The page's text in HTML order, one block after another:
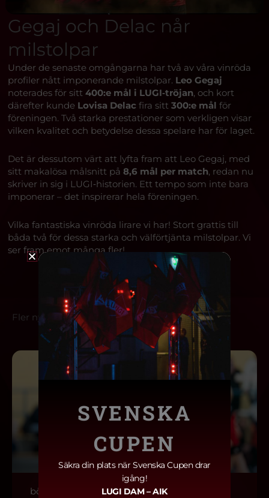
Gegaj och Delac når
milstolpar
Under de senaste omgångarna har två av våra vinröda
profiler nått imponerande milstolpar. Leo Gegaj
noterades för sitt400:e mål i LUGI‑tröjan, och kort
därefter kunde Lovisa Delac fira sitt300:e mål för
föreningen. Två starka prestationer som verkligen visar
vilken kvalitet och betydelse dessa spelare har för laget.
Det är dessutom värt att lyfta fram att Leo Gegaj, med
sitt makalösa målsnitt på8,6 mål per match, redan nu
skriver in sig i LUGI‑historien. Ett tempo som inte bara
imponerar – det inspirerar hela föreningen.
Vilka fantastiska vinröda lirare vi har! Stort grattis till
båda två för dessa starka och välförtjänta milstolpar. Vi
ser fram emot många fler!
Fler nyheter
börja spela handboll i lugi
SVENSKA
CUPEN
Säkra din plats när Svenska Cupen drar
igång!
LUGI DAM– AIK